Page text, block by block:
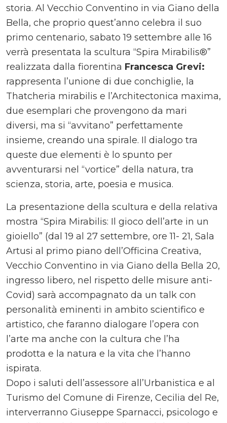
storia. Al Vecchio Conventino in via Giano della
Bella, che proprio quest’anno celebra il suo
primo centenario, sabato 19 settembre alle 16
verrà presentata la scultura “Spira Mirabilis®”
realizzata dalla fiorentina Francesca Grevi:
rappresenta l’unione di due conchiglie, la
Thatcheria mirabilis e l’Architectonica maxima,
due esemplari che provengono da mari
diversi, ma si “avvitano” perfettamente
insieme, creando una spirale. Il dialogo tra
queste due elementi è lo spunto per
avventurarsi nel “vortice” della natura, tra
scienza, storia, arte, poesia e musica.
La presentazione della scultura e della relativa
mostra “Spira Mirabilis: Il gioco dell’arte in un
gioiello” (dal 19 al 27 settembre, ore 11- 21, Sala
Artusi al primo piano dell’Officina Creativa,
Vecchio Conventino in via Giano della Bella 20,
ingresso libero, nel rispetto delle misure anti-
Covid) sarà accompagnato da un talk con
personalità eminenti in ambito scientifico e
artistico, che faranno dialogare l’opera con
l’arte ma anche con la cultura che l’ha
prodotta e la natura e la vita che l’hanno
ispirata.
Dopo i saluti dell’assessore all’Urbanistica e al
Turismo del Comune di Firenze, Cecilia del Re,
interverranno Giuseppe Sparnacci, psicologo e